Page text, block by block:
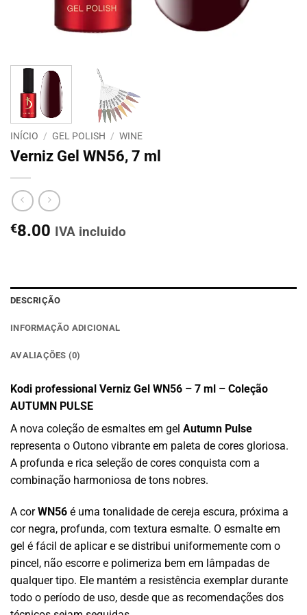
INÍCIO / GEL POLISH / WINE
Verniz Gel WN56, 7 ml
€8.00 IVA incluido
DESCRIÇÃO
INFORMAÇÃO ADICIONAL
AVALIAÇÕES (0)
Kodi professional Verniz Gel WN56 – 7 ml – Coleção
AUTUMN PULSE
A nova coleção de esmaltes em gel Autumn Pulse
representa o Outono vibrante em paleta de cores gloriosa.
A profunda e rica seleção de cores conquista com a
combinação harmoniosa de tons nobres.
A corWN56 é uma tonalidade de cereja escura, próxima a
cor negra, profunda, com textura esmalte. O esmalte em
gel é fácil de aplicar e se distribui uniformemente com o
pincel, não escorre e polimeriza bem em lâmpadas de
qualquer tipo. Ele mantém a resistência exemplar durante
todo o período de uso, desde que as recomendações dos